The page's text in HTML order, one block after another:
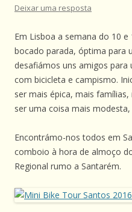
Deixar uma resposta
Em Lisboa a semana do 10
bocado parada, óptima para
desafiámos uns amigos para
com bicicleta e campismo.
ser mais épica, mais
ser uma coisa mais
Encontrámo-nos todos em
comboio à hora de almoço
Regional rumo a Santarém.